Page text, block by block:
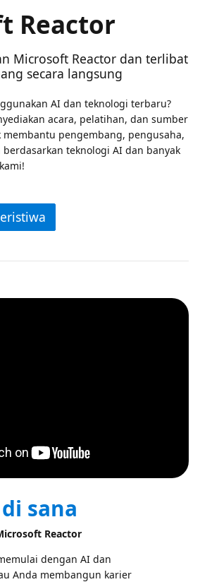
Reactor
Microsoft Reactor dan terlibat
secara langsung
AI dan teknologi terbaru?
acara, pelatihan, dan sumber
pengembang, pengusaha,
teknologi AI dan banyak
sana
Reactor
dengan AI dan
Anda membangun karier